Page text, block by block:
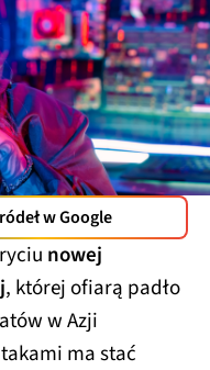
w Google
nowej
, której ofiarą padło
w Azji
ma stać